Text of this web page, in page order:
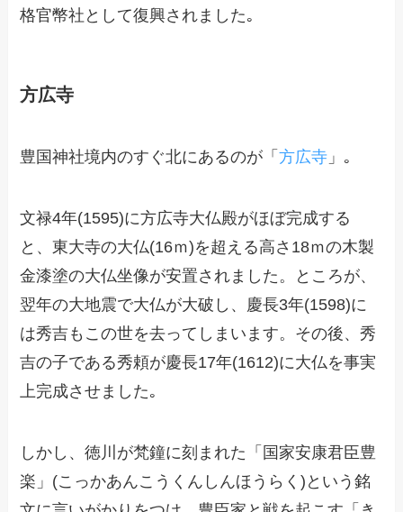
格官幣社として復興されました｡
方広寺
豊国神社境内のすぐ北にあるのが「方広寺 」｡
文禄4年(1595)に方広寺大仏殿がほぼ完成する
と、東大寺の大仏(16ｍ)を超える高さ18ｍの木製
金漆塗の大仏坐像が安置されました。ところが、
翌年の大地震で大仏が大破し、慶長3年(1598)に
は秀吉もこの世を去ってしまいます。その後、秀
吉の子である秀頼が慶長17年(1612)に大仏を事実
上完成させました｡
しかし、徳川が梵鐘に刻まれた「国家安康君臣豊
楽」(こっかあんこうくんしんほうらく)という銘